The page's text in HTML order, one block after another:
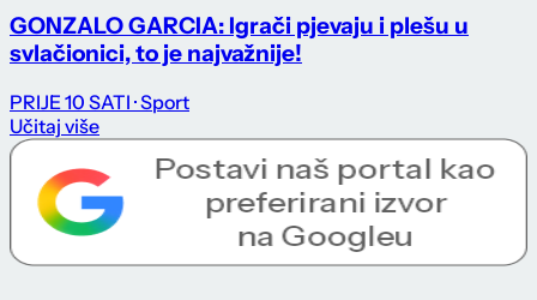
GONZALO GARCIA: Igrači pjevaju i plešu u
svlačionici, to je najvažnije!
PRIJE 10 SATI · Sport
Učitaj više